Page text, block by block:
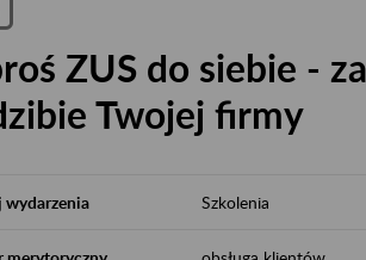
ZUS do siebie -
Twojej firmy
wydarzenia Szkolenia